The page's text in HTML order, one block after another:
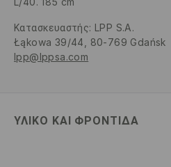
Κατασκευαστής: LPP S.A.
Łąkowa 39/44, 80-769 Gdańsk
lpp@lppsa.com
ΥΛΙΚΌ ΚΑΙ ΦΡΟΝΤΊΔΑ